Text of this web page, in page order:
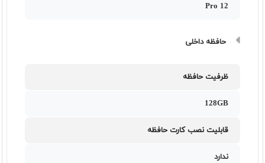
12 Pro
حافظه داخلی
ظرفیت حافظه
128GB
قابلیت نصب کارت حافظه
ندارد